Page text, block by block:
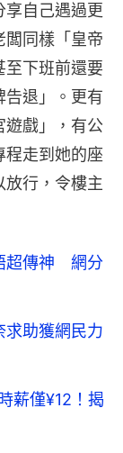
享自己遇過更
闆同樣「皇帝
至下班前還要
告退」。更有
遊戲」，有公
程走到她的座
放行，令樓主
超傳神 網分
求助獲網民力
薪僅¥12！揭